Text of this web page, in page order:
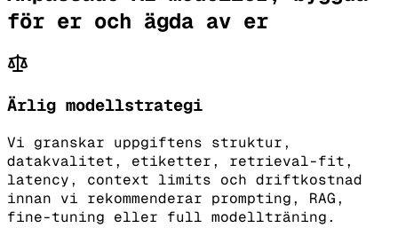
för er och ägda av er
Ärlig modellstrategi
Vi granskar uppgiftens struktur,
datakvalitet, etiketter, retrieval-fit,
latency, context limits och driftkostnad
innan vi rekommenderar prompting, RAG,
fine-tuning eller full modellträning.